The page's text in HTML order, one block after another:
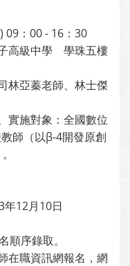
09：00 - 16：30
高級中學 學珠五樓
林亞蓁老師、林士傑
實施對象：全國數位
師（以β-4開發原創
年12月10日
順序錄取。
在職資訊網報名，網